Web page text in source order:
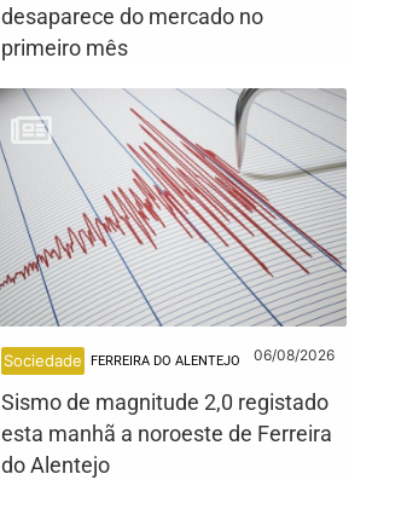
desaparece do mercado no
primeiro mês
Sociedade FERREIRA DO ALENTEJO 06/08/2026
Sismo de magnitude 2,0 registado
esta manhã a noroeste de Ferreira
do Alentejo